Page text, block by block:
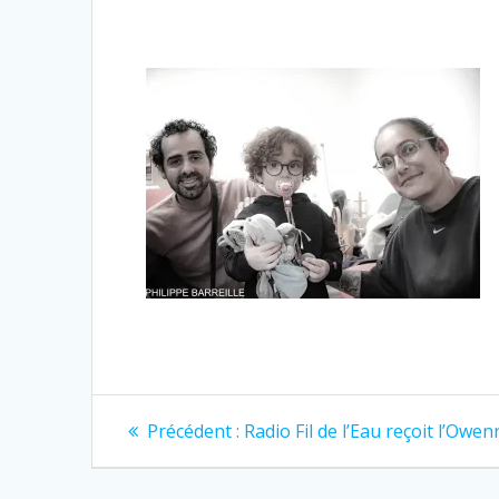
Navigation
de
Précédent : Article
Radio Fil de l’Eau reçoit